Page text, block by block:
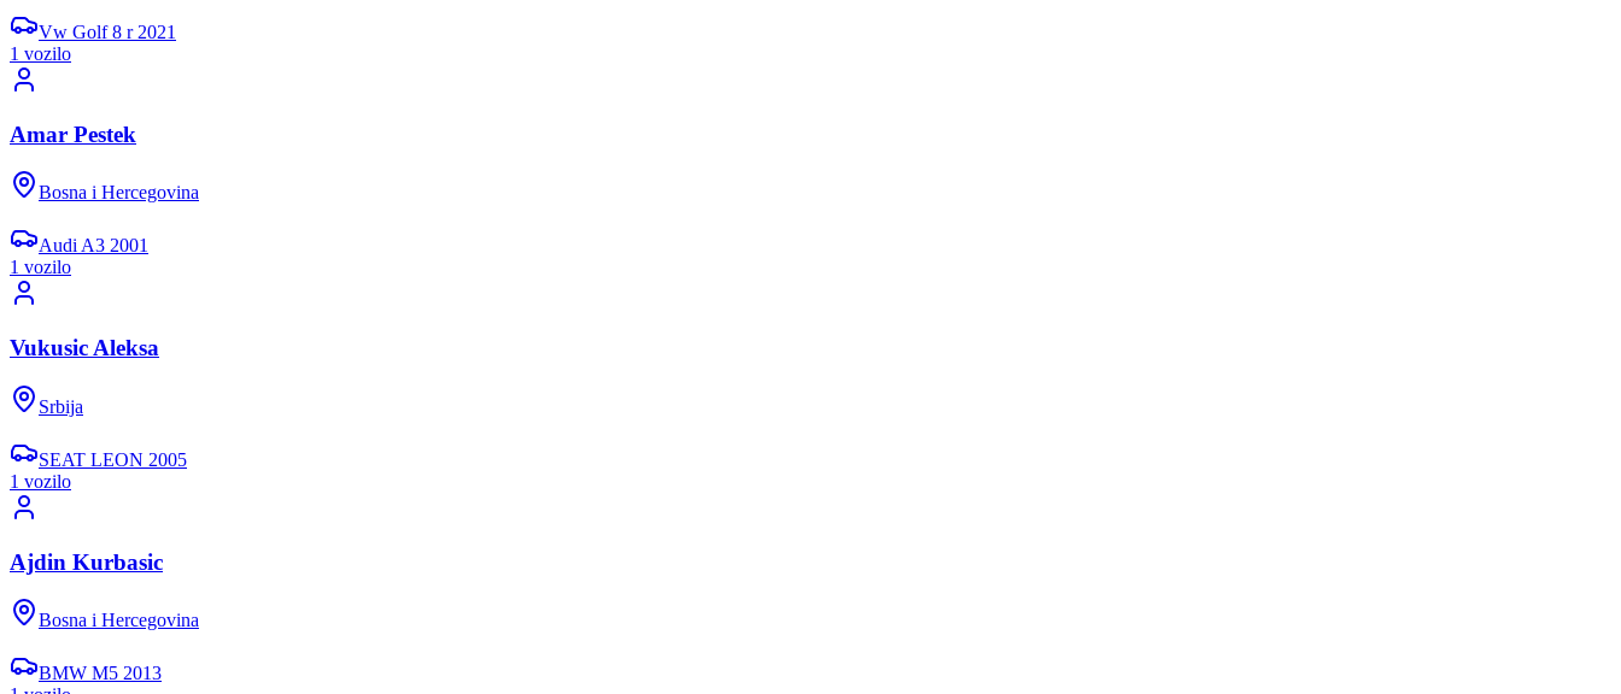
Vw Golf 8 r 2021
1 vozilo
Amar Pestek
Bosna i Hercegovina
Audi A3 2001
1 vozilo
Vukusic Aleksa
Srbija
SEAT LEON 2005
1 vozilo
Ajdin Kurbasic
Bosna i Hercegovina
BMW M5 2013